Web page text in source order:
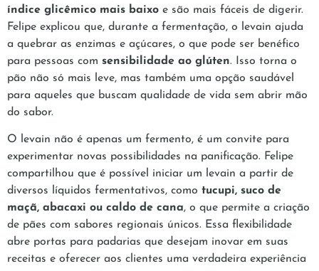
índice glicêmico mais baixo e são mais fáceis de digerir.
Felipe explicou que, durante a fermentação, o levain ajuda
a quebrar as enzimas e açúcares, o que pode ser benéfico
para pessoas com sensibilidade ao glúten. Isso torna o
pão não só mais leve, mas também uma opção saudável
para aqueles que buscam qualidade de vida sem abrir mão
do sabor.
O levain não é apenas um fermento, é um convite para
experimentar novas possibilidades na panificação. Felipe
compartilhou que é possível iniciar um levain a partir de
diversos líquidos fermentativos, como tucupi, suco de
maçã, abacaxi ou caldo de cana, o que permite a criação
de pães com sabores regionais únicos. Essa flexibilidade
abre portas para padarias que desejam inovar em suas
receitas e oferecer aos clientes uma verdadeira experiência